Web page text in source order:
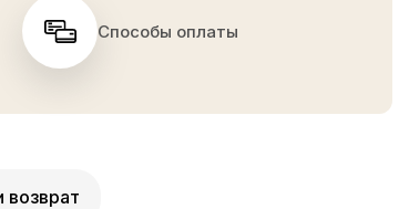
Способы оплаты
возврат